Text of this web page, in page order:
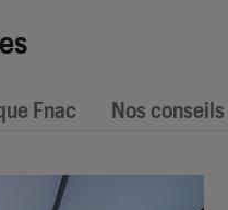
Fnac Nos conseils